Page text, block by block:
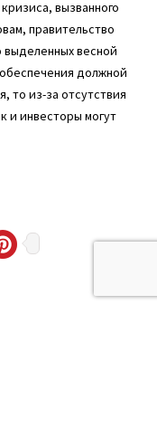
вызванного
правительство
выделенных весной
должной
то из-за отсутствия
и инвесторы могут